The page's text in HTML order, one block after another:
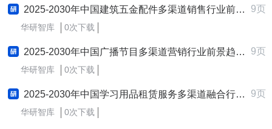
2025-2030年中国建筑五金配件多渠道销售行业前景趋势预测及发展战略咨询报告 9页
华研智库 0次下载
2025-2030年中国广播节目多渠道营销行业前景趋势预测及发展战略咨询报告 9页
华研智库 0次下载
2025-2030年中国学习用品租赁服务多渠道融合行业前景趋势预测及发展战略咨询报告 9页
华研智库 0次下载